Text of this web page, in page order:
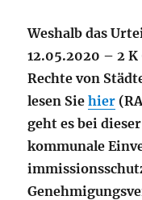
Weshalb das
12.05.2020 – 2
Rechte von
lesen Siehier
geht es bei
kommunale